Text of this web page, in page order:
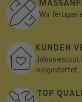
Wir fertigen
KUNDEN
Jalousiescout
ausgestattet.
TOP